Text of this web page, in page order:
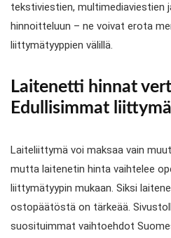
tekstiviestien, multimediaviestien
hinnoitteluun – ne voivat erota
liittymätyyppien välillä.
Laitenetti hinnat
Edullisimmat
Laiteliittymä voi maksaa vain
mutta laitenetin hinta vaihtelee
liittymätyypin mukaan. Siksi
ostopäätöstä on tärkeää.
suosituimmat vaihtoehdot